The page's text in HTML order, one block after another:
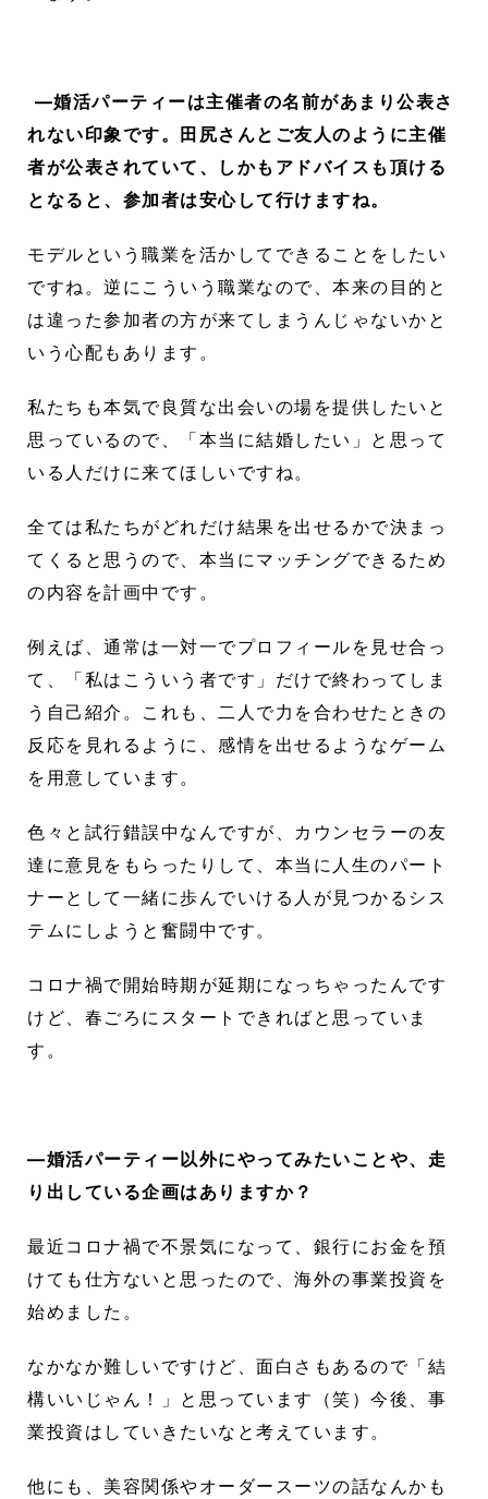
―婚活パーティーは主催者の名前があまり公表さ
れない印象です。田尻さんとご友人のように主催
者が公表されていて、しかもアドバイスも頂ける
となると、参加者は安心して行けますね。
モデルという職業を活かしてできることをしたい
ですね。逆にこういう職業なので、本来の目的と
は違った参加者の方が来てしまうんじゃないかと
いう心配もあります。
私たちも本気で良質な出会いの場を提供したいと
思っているので、「本当に結婚したい」と思って
いる人だけに来てほしいですね。
全ては私たちがどれだけ結果を出せるかで決まっ
てくると思うので、本当にマッチングできるため
の内容を計画中です。
例えば、通常は一対一でプロフィールを見せ合っ
て、「私はこういう者です」だけで終わってしま
う自己紹介。これも、二人で力を合わせたときの
反応を見れるように、感情を出せるようなゲーム
を用意しています。
色々と試行錯誤中なんですが、カウンセラーの友
達に意見をもらったりして、本当に人生のパート
ナーとして一緒に歩んでいける人が見つかるシス
テムにしようと奮闘中です。
コロナ禍で開始時期が延期になっちゃったんです
けど、春ごろにスタートできればと思っていま
す。
―婚活パーティー以外にやってみたいことや、走
り出している企画はありますか？
最近コロナ禍で不景気になって、銀行にお金を預
けても仕方ないと思ったので、海外の事業投資を
始めました。
なかなか難しいですけど、面白さもあるので「結
構いいじゃん！」と思っています（笑）今後、事
業投資はしていきたいなと考えています。
他にも、美容関係やオーダースーツの話なんかも